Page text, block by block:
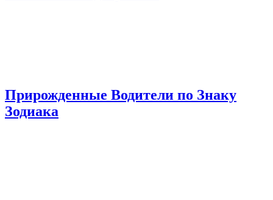
Прирожденные Водители по Знаку
Зодиака